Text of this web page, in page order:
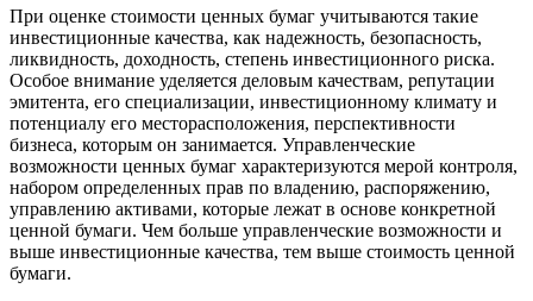
При оценке стоимости ценных бумаг учитываются такие
инвестиционные качества, как надежность, безопасность,
ликвидность, доходность, степень инвестиционного риска.
Особое внимание уделяется деловым качествам, репутации
эмитента, его специализации, инвестиционному климату и
потенциалу его месторасположения, перспективности
бизнеса, которым он занимается. Управленческие
возможности ценных бумаг характеризуются мерой контроля,
набором определенных прав по владению, распоряжению,
управлению активами, которые лежат в основе конкретной
ценной бумаги. Чем больше управленческие возможности и
выше инвестиционные качества, тем выше стоимость ценной
бумаги.